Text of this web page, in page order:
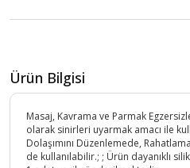
Ürün Bilgisi
Masaj, Kavrama ve Parmak
olarak sinirleri uyarmak amacı ile
Dolaşımını Düzenlemede,
de kullanılabilir.; ; Ürün dayanıklı